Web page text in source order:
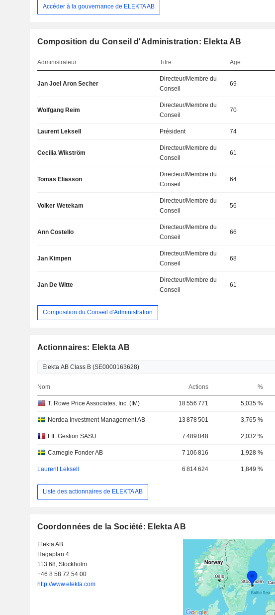
Accéder à la gouvernance de ELEKTA AB
Composition du Conseil d'Administration: Elekta AB
Administrateur Titre Age
Jan Joel Aron Secher
Directeur/Membre du
Conseil
69
Wolfgang Reim
Directeur/Membre du
Conseil
70
Laurent Leksell Président 74
Cecilia Wikström
Directeur/Membre du
Conseil
61
Tomas Eliasson
Directeur/Membre du
Conseil
64
Volker Wetekam
Directeur/Membre du
Conseil
56
Ann Costello
Directeur/Membre du
Conseil
66
Jan Kimpen
Directeur/Membre du
Conseil
68
Jan De Witte
Directeur/Membre du
Conseil
61
Composition du Conseil d'Administration
Actionnaires: Elekta AB
Nom Actions %
T. Rowe Price Associates, Inc. (IM) 18 556 771 5,035 %
Nordea Investment Management AB 13 878 501 3,765 %
FIL Gestion SASU 7 489 048 2,032 %
Carnegie Fonder AB 7 106 816 1,928 %
Laurent Leksell 6 814 624 1,849 %
Liste des actionnaires de ELEKTA AB
Coordonnées de la Société: Elekta AB
Elekta AB
Hagaplan 4
113 68, Stockholm
+46 8 58 72 54 00
http://www.elekta.com